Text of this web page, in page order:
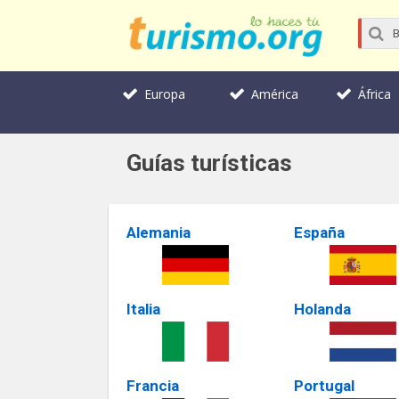
Europa América África
Guías turísticas
Alemania
Italia
Francia
España
Holanda
Portugal